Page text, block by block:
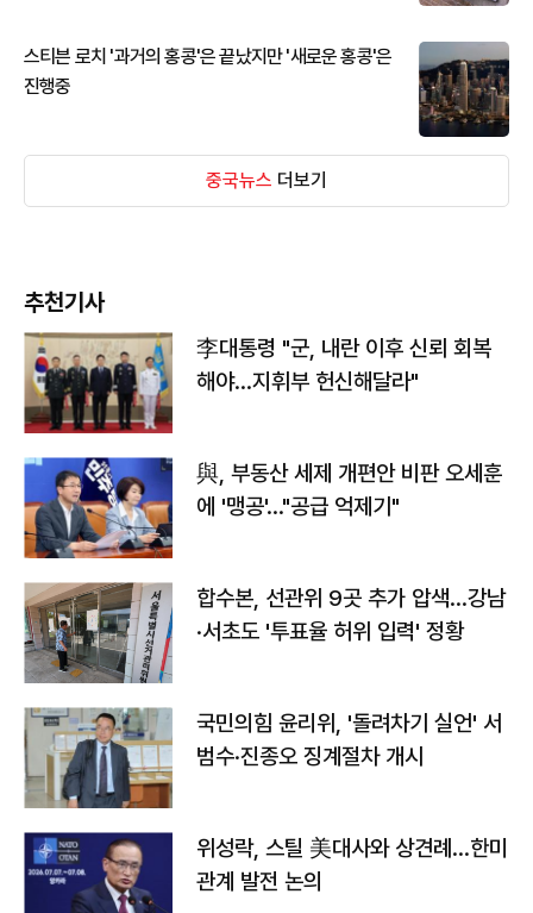
스티븐 로치 '과거의 홍콩'은 끝났지만 '새로운 홍콩'은
진행중
중국뉴스 더보기
추천기사
李대통령 "군, 내란 이후 신뢰 회복
해야…지휘부 헌신해달라"
與, 부동산 세제 개편안 비판 오세훈
에 '맹공'…"공급 억제기"
합수본, 선관위 9곳 추가 압색…강남
·서초도 '투표율 허위 입력' 정황
국민의힘 윤리위, '돌려차기 실언' 서
범수·진종오 징계절차 개시
위성락, 스틸 美대사와 상견례…한미
관계 발전 논의